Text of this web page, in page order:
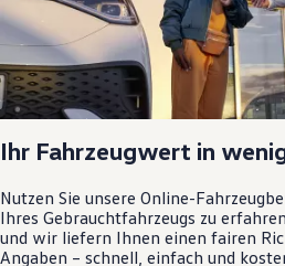
Ihr Fahrzeugwert in
Nutzen Sie unsere Online-
Ihres Gebrauchtfahrzeugs zu
und wir liefern Ihnen einen fairen
Angaben – schnell, einfach und